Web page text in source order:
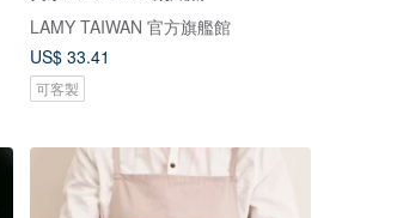
LAMY TAIWAN 官方旗艦館
US$ 33.41
可客製